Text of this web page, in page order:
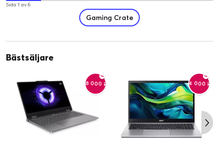
Sida 1 av 6
Gaming Crate
Bästsäljare
-8 000 kr -4 000 kr